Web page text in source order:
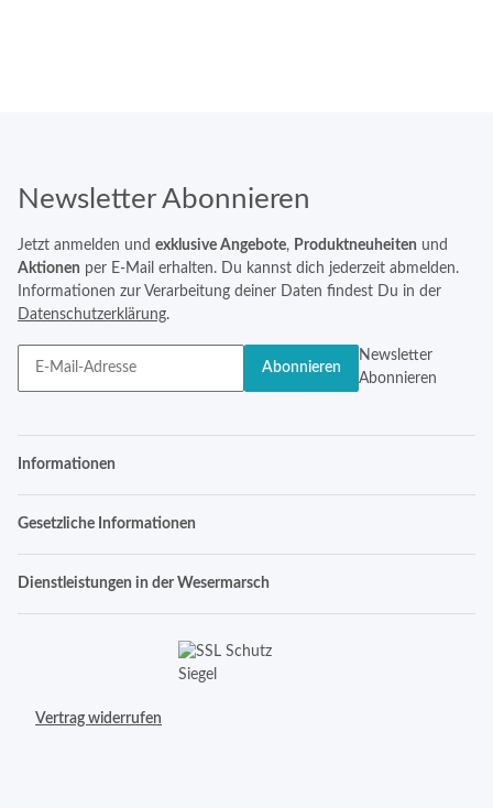
Newsletter Abonnieren
Jetzt anmelden und exklusive Angebote, Produktneuheiten und
Aktionen per E-Mail erhalten. Du kannst dich jederzeit abmelden.
Informationen zur Verarbeitung deiner Daten findest Du in der
Datenschutzerklärung.
Abonnieren
Newsletter
Abonnieren
Informationen
Gesetzliche Informationen
Dienstleistungen in der Wesermarsch
Vertrag widerrufen